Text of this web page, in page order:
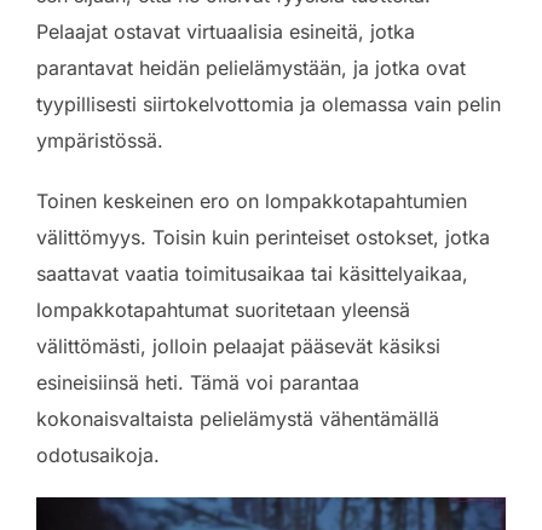
Pelaajat ostavat virtuaalisia esineitä, jotka
parantavat heidän pelielämystään, ja jotka ovat
tyypillisesti siirtokelvottomia ja olemassa vain pelin
ympäristössä.
Toinen keskeinen ero on lompakkotapahtumien
välittömyys. Toisin kuin perinteiset ostokset, jotka
saattavat vaatia toimitusaikaa tai käsittelyaikaa,
lompakkotapahtumat suoritetaan yleensä
välittömästi, jolloin pelaajat pääsevät käsiksi
esineisiinsä heti. Tämä voi parantaa
kokonaisvaltaista pelielämystä vähentämällä
odotusaikoja.